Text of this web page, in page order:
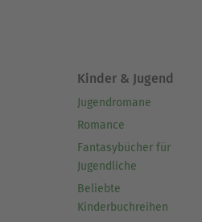
Kinder & Jugend
Jugendromane
Romance
Fantasybücher für
Jugendliche
Beliebte
Kinderbuchreihen